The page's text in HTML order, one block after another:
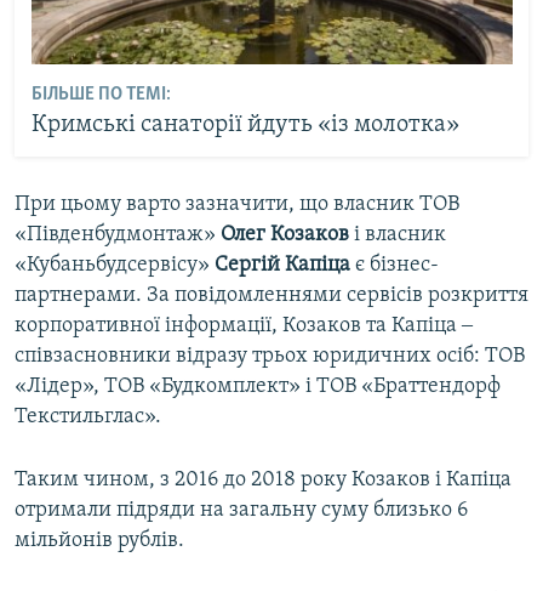
БІЛЬШЕ ПО ТЕМІ:
Кримські санаторії йдуть «із молотка»
При цьому варто зазначити, що власник ТОВ
«Південбудмонтаж» Олег Козаков і власник
«Кубаньбудсервісу» Сергій Капіца є бізнес-
партнерами. За повідомленнями сервісів розкриття
корпоративної інформації, Козаков та Капіца ‒
співзасновники відразу трьох юридичних осіб: ТОВ
«Лідер», ТОВ «Будкомплект» і ТОВ «Браттендорф
Текстильглас».
Таким чином, з 2016 до 2018 року Козаков і Капіца
отримали підряди на загальну суму близько 6
мільйонів рублів.